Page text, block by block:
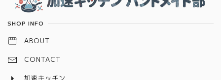
SHOP INFO
ABOUT
CONTACT
加速キッチン